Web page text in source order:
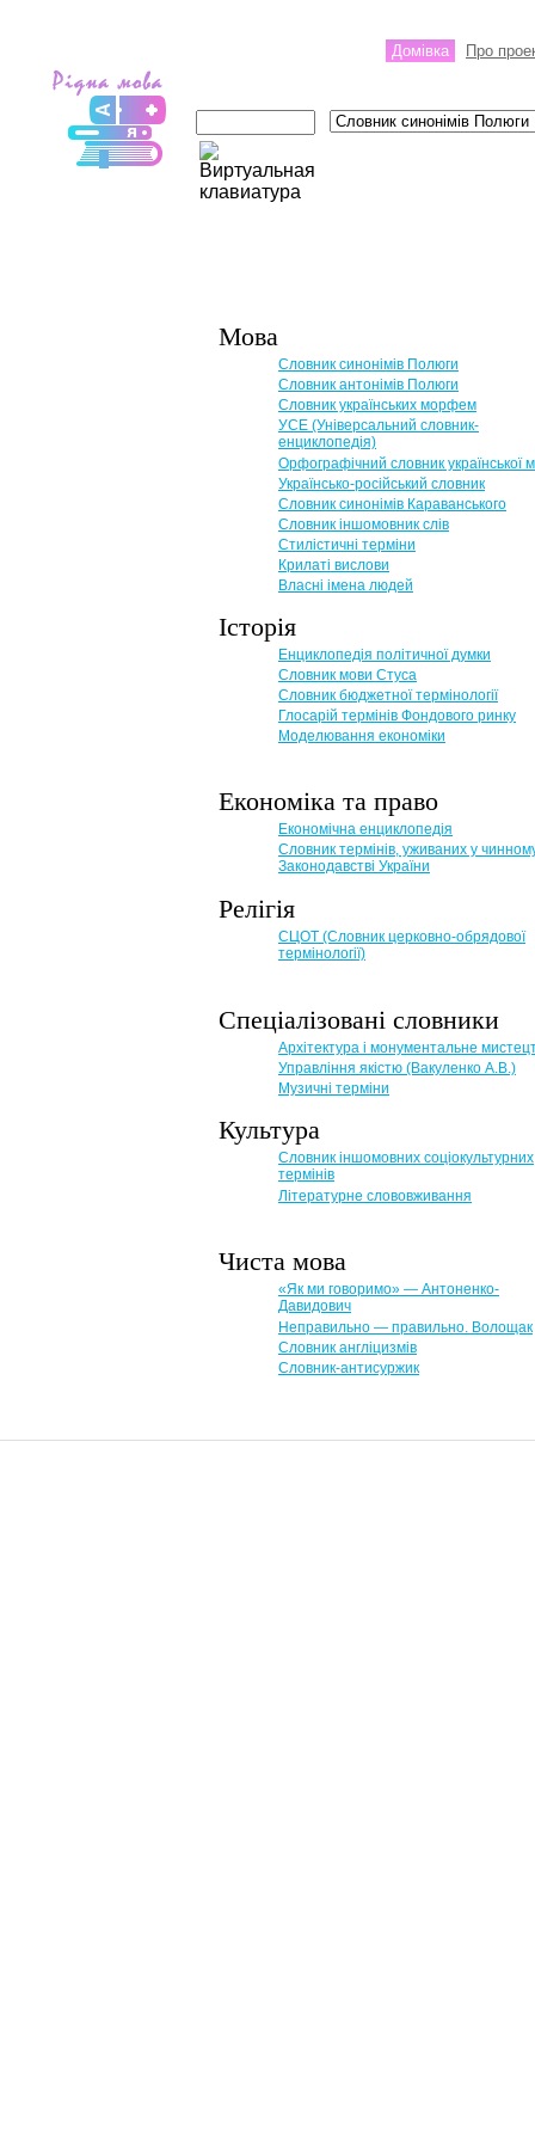
Домівка Про
Мова
Словник синонімів Полюги
Словник антонімів Полюги
Словник українських морфем
УСЕ (Універсальний словник-
енциклопедія)
Орфографічний словник української
Українсько-російський словник
Словник синонімів Караванського
Словник іншомовник слів
Стилістичні терміни
Крилаті вислови
Власні імена людей
Історія
Енциклопедія політичної думки
Словник мови Стуса
Словник бюджетної термінології
Глосарій термінів Фондового ринку
Моделювання економіки
Економіка та право
Eкономічна енциклопедія
Словник термінів, уживаних у
Законодавстві України
Релігія
СЦОТ (Словник церковно-обрядової
термінології)
Спеціалізовані словники
Архітектура і монументальне
Управління якістю (Вакуленко А.В.)
Музичні терміни
Культура
Словник іншомовних соціокультурних
термінів
Літературне слововживання
Чиста мова
«Як ми говоримо» — Антоненко-
Давидович
Неправильно — правильно. Волощак
Словник англіцизмів
Словник-антисуржик